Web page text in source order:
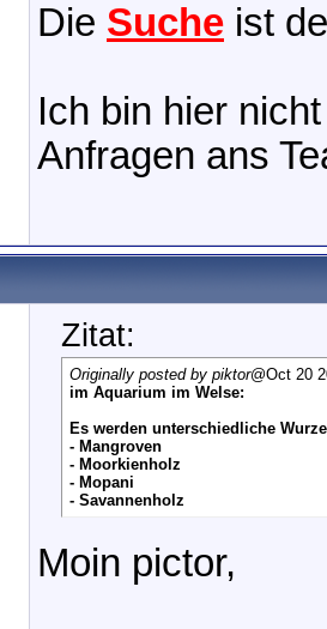
Die Suche ist
Ich bin hier
Anfragen ans
Zitat:
Originally posted by piktor@Oct 20
im Aquarium im Welse:
Es werden unterschiedliche
- Mangroven
- Moorkienholz
- Mopani
- Savannenholz
Moin pictor,